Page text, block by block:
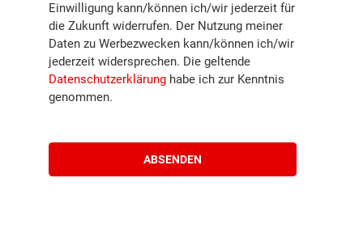
Einwilligung kann/können ich/wir jederzeit für
die Zukunft widerrufen. Der Nutzung meiner
Daten zu Werbezwecken kann/können ich/wir
jederzeit widersprechen. Die geltende
Datenschutzerklärung
genommen.